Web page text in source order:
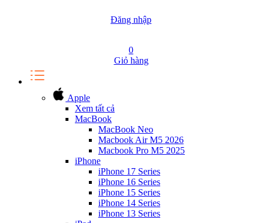
Đăng nhập
0
Giỏ hàng
Apple
Xem tất cả
MacBook
MacBook Neo
Macbook Air M5 2026
Macbook Pro M5 2025
iPhone
iPhone 17 Series
iPhone 16 Series
iPhone 15 Series
iPhone 14 Series
iPhone 13 Series